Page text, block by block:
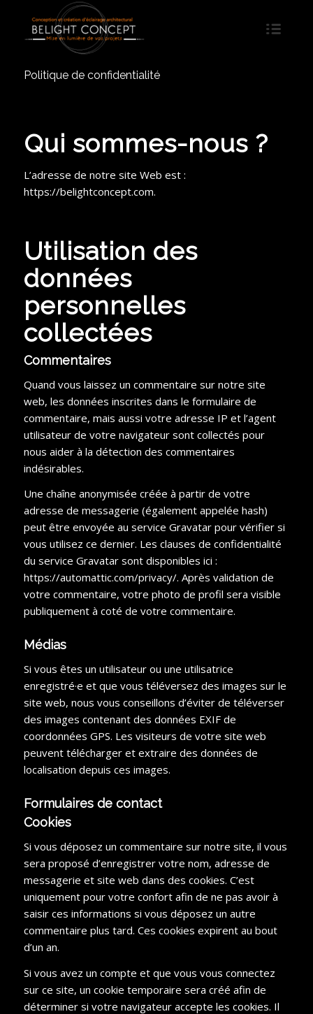
Politique de confidentialité
Qui sommes-nous ?
L’adresse de notre site Web est :
https://belightconcept.com.
Utilisation des
données
personnelles
collectées
Commentaires
Quand vous laissez un commentaire sur notre site
web, les données inscrites dans le formulaire de
commentaire, mais aussi votre adresse IP et l’agent
utilisateur de votre navigateur sont collectés pour
nous aider à la détection des commentaires
indésirables.
Une chaîne anonymisée créée à partir de votre
adresse de messagerie (également appelée hash)
peut être envoyée au service Gravatar pour vérifier si
vous utilisez ce dernier. Les clauses de confidentialité
du service Gravatar sont disponibles ici :
https://automattic.com/privacy/. Après validation de
votre commentaire, votre photo de profil sera visible
publiquement à coté de votre commentaire.
Médias
Si vous êtes un utilisateur ou une utilisatrice
enregistré·e et que vous téléversez des images sur le
site web, nous vous conseillons d’éviter de téléverser
des images contenant des données EXIF de
coordonnées GPS. Les visiteurs de votre site web
peuvent télécharger et extraire des données de
localisation depuis ces images.
Formulaires de contact
Cookies
Si vous déposez un commentaire sur notre site, il vous
sera proposé d’enregistrer votre nom, adresse de
messagerie et site web dans des cookies. C’est
uniquement pour votre confort afin de ne pas avoir à
saisir ces informations si vous déposez un autre
commentaire plus tard. Ces cookies expirent au bout
d’un an.
Si vous avez un compte et que vous vous connectez
sur ce site, un cookie temporaire sera créé afin de
déterminer si votre navigateur accepte les cookies. Il